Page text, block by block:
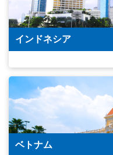
インドネシア
ベトナム